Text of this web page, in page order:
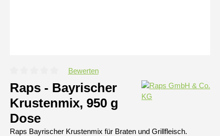
Durchschnittliche Bewertung von 0 von 5 Sternen
Bewerten
Raps - Bayrischer
Krustenmix, 950 g
Dose
Raps Bayrischer Krustenmix für Braten und Grillfleisch.